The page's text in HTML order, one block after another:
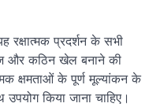
रक्षात्मक प्रदर्शन के सभी
और कठिन खेल बनाने की
क्षमताओं के पूर्ण मूल्यांकन के
किया जाना चाहिए।